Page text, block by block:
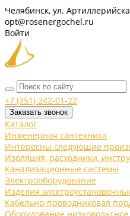
Челябинск, ул.
opt@rosenergochel.ru
Войти
+7 (351) 242-01-22
Заказать звонок
Каталог
Инженерная сантехника
Интересны следующие
Изоляция, расходники,
Канализационные системы
Электрооборудование
Изделия
Кабельно-проводниковая